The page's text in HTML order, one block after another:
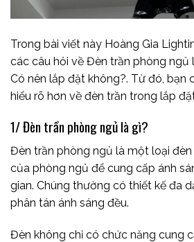
Trong bài viết này Hoàng Gia
các câu hỏi về Đèn trần phòng ngủ
Có nên lắp đặt không?. Từ đó, bạn
hiểu rõ hơn về đèn trần trong lắp
1/ Đèn trần phòng ngủ là gì?
Đèn trần phòng ngủ là một loại
của phòng ngủ để cung cấp ánh
gian. Chúng thường có thiết kế đa
phân tán ánh sáng đều.
Đèn không chỉ có chức năng cung